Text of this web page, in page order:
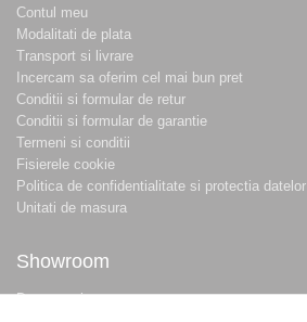
Contul meu
Modalitati de plata
Transport si livrare
Incercam sa oferim cel mai bun pret
Conditii si formular de retur
Conditii si formular de garantie
Termeni si conditii
Fisierele cookie
Politica de confidentialitate si protectia datelor
Unitati de masura
Showroom
Despre noi